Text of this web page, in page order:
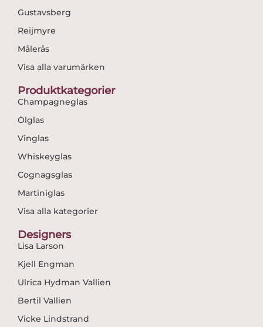
Gustavsberg
Reijmyre
Målerås
Visa alla varumärken
Produktkategorier
Champagneglas
Ölglas
Vinglas
Whiskeyglas
Cognagsglas
Martiniglas
Visa alla kategorier
Designers
Lisa Larson
Kjell Engman
Ulrica Hydman Vallien
Bertil Vallien
Vicke Lindstrand